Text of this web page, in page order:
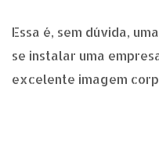
Essa é, sem dúvida,
se instalar uma
excelente imagem